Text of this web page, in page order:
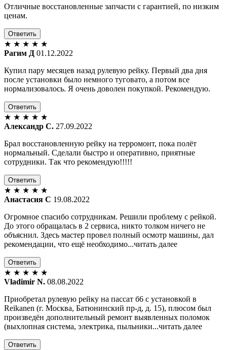
Отличные восстановленные запчасти с гарантией, по низким
ценам.
Ответить
★ ★ ★ ★ ★
Рагим Д 01.12.2022
Купил пару месяцев назад рулевую рейку. Первый два дня
после установки было немного туговато, а потом все
нормализовалось. Я очень доволен покупкой. Рекомендую.
Ответить
★ ★ ★ ★ ★
Александр С. 27.09.2022
Брал восстановленную рейку на терромонт, пока полёт
нормальный. Сделали быстро и оперативно, приятные
сотрудники. Так что рекомендую!!!!!
Ответить
★ ★ ★ ★ ★
Анастасия С 19.08.2022
Огромное спасибо сотрудникам. Решили проблему с рейкой.
До этого обращалась в 2 сервиса, никто толком ничего не
объяснил. Здесь мастер провел полный осмотр машины, дал
рекомендации, что ещё необходимо...читать далее
Ответить
★ ★ ★ ★ ★
Vladimir N. 08.08.2022
Приобретал рулевую рейку на пассат б6 с установкой в
Reikanen (г. Москва, Батюнинский пр-д, д. 15), плюсом был
произведён дополнительный ремонт выявленных поломок
(выхлопная система, электрика, пыльники...читать далее
Ответить